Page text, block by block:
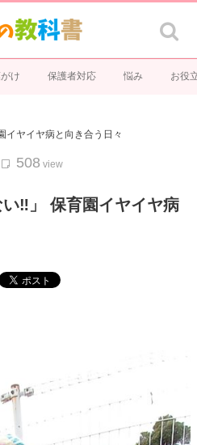
け 保護者対応 悩み お役
イヤイヤ病と向き合う日々
508 view
い‼」 保育園イヤイヤ病